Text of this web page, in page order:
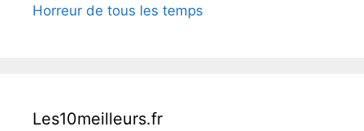
Horreur de tous les temps
Les10meilleurs.fr